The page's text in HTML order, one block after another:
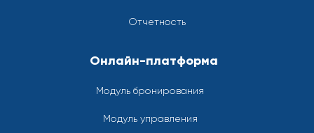
Отчетность
Онлайн-платформа
Модуль бронирования
Модуль управления